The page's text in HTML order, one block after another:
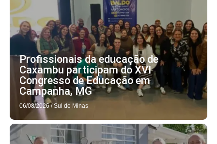
Profissionais da educação de
Caxambu participam do XVI
Congresso de Educação em
Campanha, MG
06/08/2026 / Sul de Minas